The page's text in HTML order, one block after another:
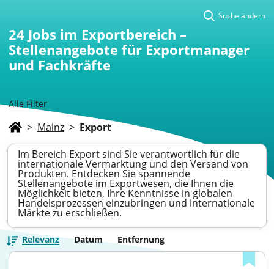
Alle Filter
Suche ändern
24 Jobs im Exportbereich –
Stellenangebote für Exportmanager
und Fachkräfte
> Mainz > Export
Im Bereich Export sind Sie verantwortlich für die
internationale Vermarktung und den Versand von
Produkten. Entdecken Sie spannende
Stellenangebote im Exportwesen, die Ihnen die
Möglichkeit bieten, Ihre Kenntnisse in globalen
Handelsprozessen einzubringen und internationale
Märkte zu erschließen.
Relevanz Datum Entfernung